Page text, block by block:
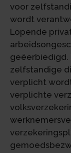
voor
wordt
Lopende
geëerbiedigd.
zelfstandige
verplicht
verplichte